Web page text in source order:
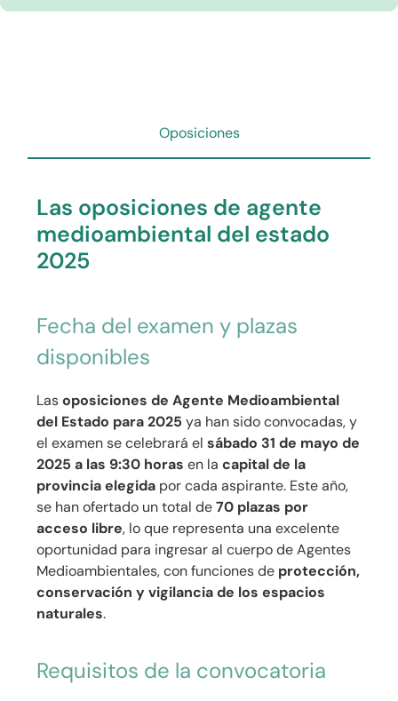
Oposiciones
Las oposiciones de agente
medioambiental del estado
2025
Fecha del examen y plazas
disponibles
Lasoposiciones de Agente Medioambiental
del Estado para 2025 ya han sido convocadas, y
el examen se celebrará elsábado 31 de mayo de
2025 a las 9:30 horas en lacapital de la
provincia elegida por cada aspirante. Este año,
se han ofertado un total de70 plazas por
acceso libre, lo que representa una excelente
oportunidad para ingresar al cuerpo de Agentes
Medioambientales, con funciones de protección,
conservación y vigilancia de los espacios
naturales.
Requisitos de la convocatoria